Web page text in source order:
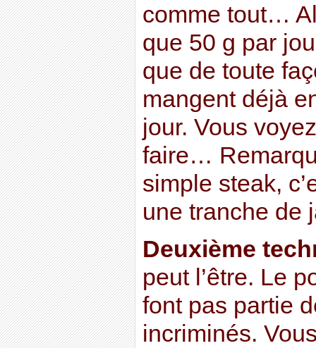
comme tout…
que 50 g par
que de toute
mangent déjà
jour. Vous
faire…
simple steak,
une tranche de
Deuxième
peut l’être. Le
font pas partie
incriminés.